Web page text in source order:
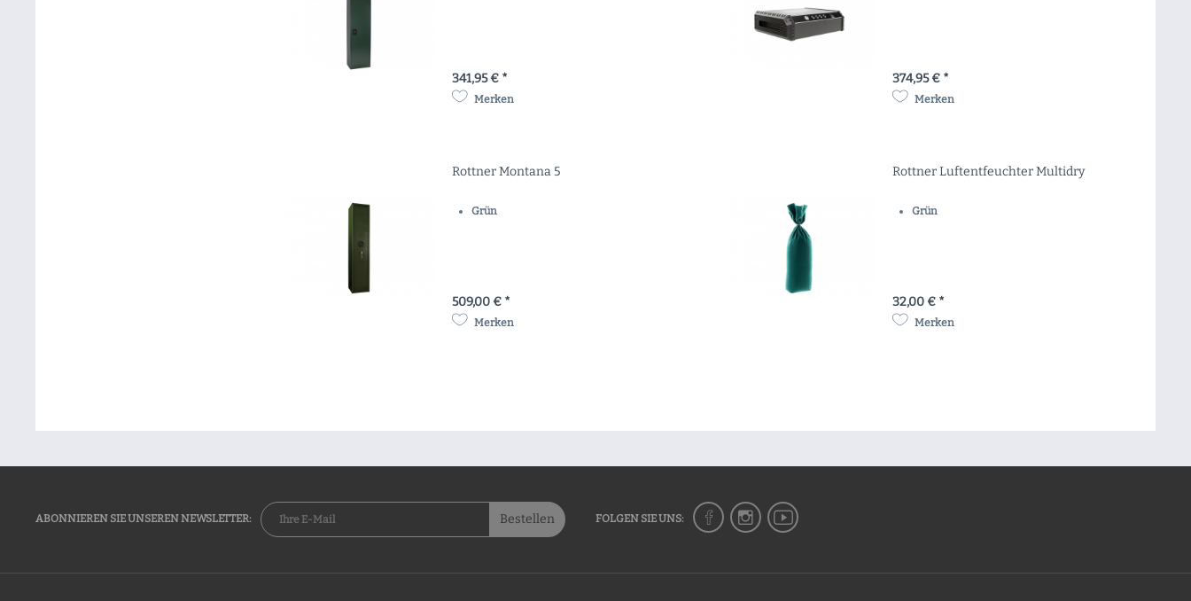
341,95 € *
Merken
374,95 € *
Merken
Rottner Montana 5
Grün
509,00 € *
Merken
Rottner Luftentfeuchter Multidry
Grün
32,00 € *
Merken
ABONNIEREN SIE UNSEREN NEWSLETTER: Bestellen FOLGEN SIE UNS: